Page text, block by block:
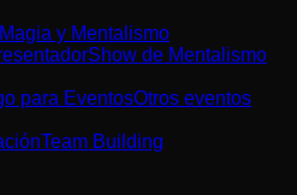
Magia y Mentalismo
Show de Mentalismo
para EventosOtros eventos
Team Building